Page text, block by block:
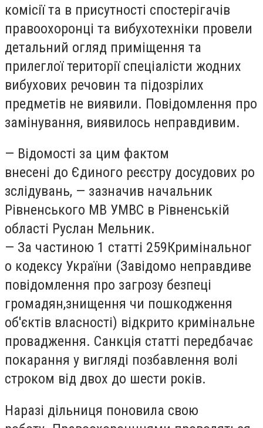
комісії та в присутності спостерігачів
правоохоронці та вибухотехніки провели
детальний огляд приміщення та
прилеглої території спеціалісти жодних
вибухових речовин та підозрілих
предметів не виявили. Повідомлення про
замінування, виявилось неправдивим.
— Відомості за цим фактом
внесені до Єдиного реєстру досудових ро
зслідувань, — зазначив начальник
Рівненського МВ УМВС в Рівненській
області Руслан Мельник.
— За частиною 1 статті 259Кримінальног
о кодексу України (Завідомо неправдиве
повідомлення про загрозу безпеці
громадян,знищення чи пошкодження
об'єктів власності) відкрито кримінальне
провадження. Санкція статті передбачає
покарання у вигляді позбавлення волі
строком від двох до шести років.
Наразі дільниця поновила свою